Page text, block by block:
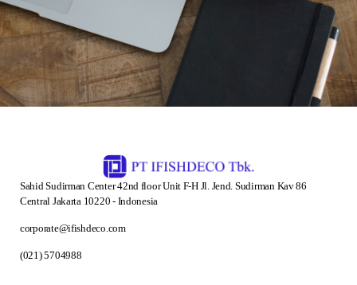
Sahid Sudirman Center 42nd floor Unit F-H Jl. Jend. Sudirman Kav 86
Central Jakarta 10220 - Indonesia
corporate@ifishdeco.com
(021) 5704988